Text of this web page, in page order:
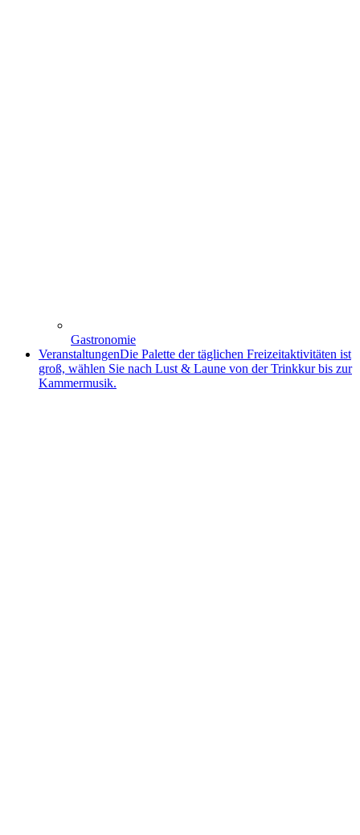
Gastronomie
VeranstaltungenDie Palette der täglichen Freizeitaktivitäten ist
groß, wählen Sie nach Lust & Laune von der Trinkkur bis zur
Kammermusik.